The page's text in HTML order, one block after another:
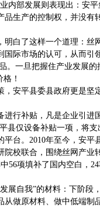
内部发展则表现出：安
生产的控制权，并没有
白了这样一个道理：
际市场的认可，从而引
。一旦把握住产业发展
！
安平县委县政府更是坚
行补贴，凡是企业引进
县仅设备补贴一项，将
台。2010年至今，安平
校联合，围绕丝网产业
56项填补了国内空白，
展自我”的材料：下阶段
做原材料、做中低端制